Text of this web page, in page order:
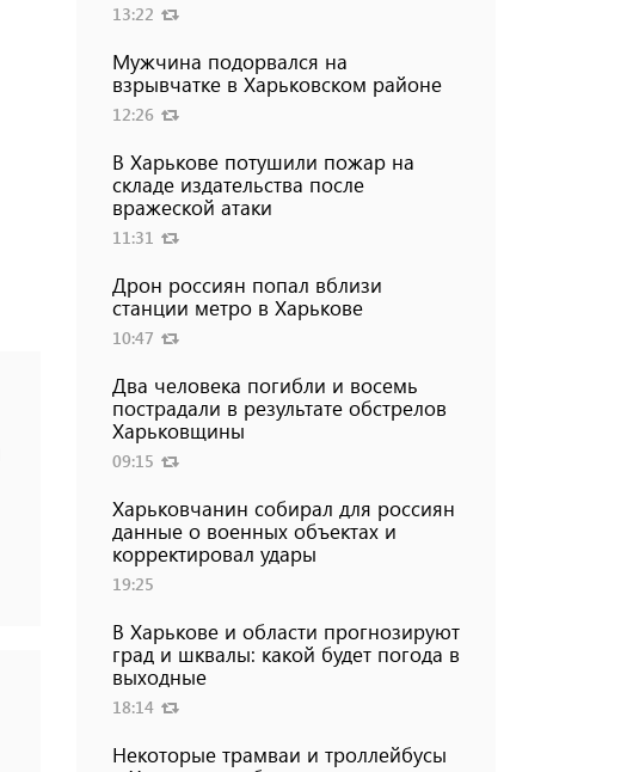
13:22
Мужчина подорвался на
взрывчатке в Харьковском районе
12:26
В Харькове потушили пожар на
складе издательства после
вражеской атаки
11:31
Дрон россиян попал вблизи
станции метро в Харькове
10:47
Два человека погибли и восемь
пострадали в результате обстрелов
Харьковщины
09:15
Харьковчанин собирал для россиян
данные о военных объектах и ​​
корректировал удары
19:25
В Харькове и области прогнозируют
град и шквалы: какой будет погода в
выходные
18:14
Некоторые трамваи и троллейбусы